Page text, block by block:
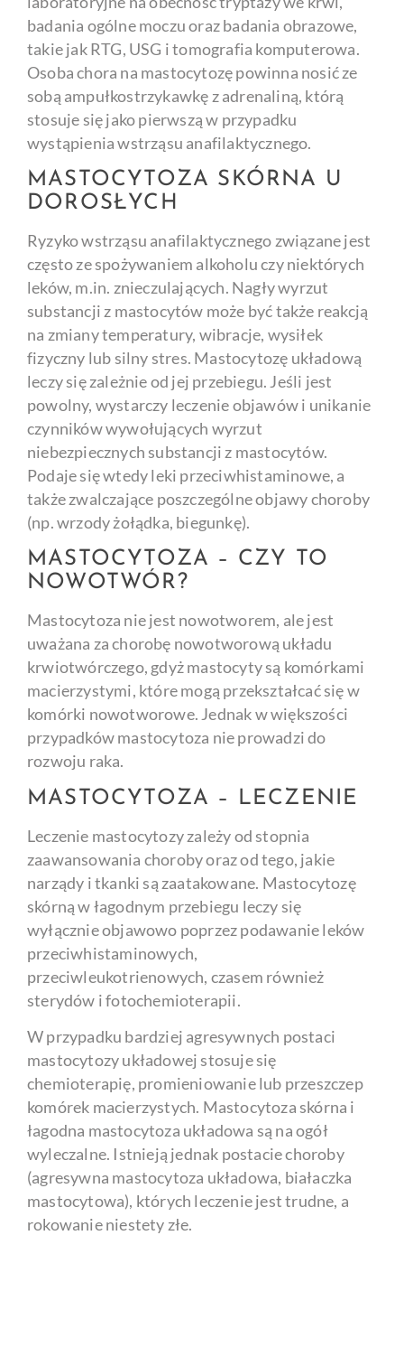
badania ogólne moczu oraz badania obrazowe,
takie jak RTG, USG i tomografia komputerowa.
Osoba chora na mastocytozę powinna nosić ze
sobą ampułkostrzykawkę z adrenaliną, którą
stosuje się jako pierwszą w przypadku
wystąpienia wstrząsu anafilaktycznego.
MASTOCYTOZA SKÓRNA U
DOROSŁYCH
Ryzyko wstrząsu anafilaktycznego związane jest
często ze spożywaniem alkoholu czy niektórych
leków, m.in. znieczulających. Nagły wyrzut
substancji z mastocytów może być także reakcją
na zmiany temperatury, wibracje, wysiłek
fizyczny lub silny stres. Mastocytozę układową
leczy się zależnie od jej przebiegu. Jeśli jest
powolny, wystarczy leczenie objawów i unikanie
czynników wywołujących wyrzut
niebezpiecznych substancji z mastocytów.
Podaje się wtedy leki przeciwhistaminowe, a
także zwalczające poszczególne objawy choroby
(np. wrzody żołądka, biegunkę).
MASTOCYTOZA – CZY TO
NOWOTWÓR?
Mastocytoza nie jest nowotworem, ale jest
uważana za chorobę nowotworową układu
krwiotwórczego, gdyż mastocyty są komórkami
macierzystymi, które mogą przekształcać się w
komórki nowotworowe. Jednak w większości
przypadków mastocytoza nie prowadzi do
rozwoju raka.
MASTOCYTOZA – LECZENIE
Leczenie mastocytozy zależy od stopnia
zaawansowania choroby oraz od tego, jakie
narządy i tkanki są zaatakowane. Mastocytozę
skórną w łagodnym przebiegu leczy się
wyłącznie objawowo poprzez podawanie leków
przeciwhistaminowych,
przeciwleukotrienowych, czasem również
sterydów i fotochemioterapii.
W przypadku bardziej agresywnych postaci
mastocytozy układowej stosuje się
chemioterapię, promieniowanie lub przeszczep
komórek macierzystych. Mastocytoza skórna i
łagodna mastocytoza układowa są na ogół
wyleczalne. Istnieją jednak postacie choroby
(agresywna mastocytoza układowa, białaczka
mastocytowa), których leczenie jest trudne, a
rokowanie niestety złe.